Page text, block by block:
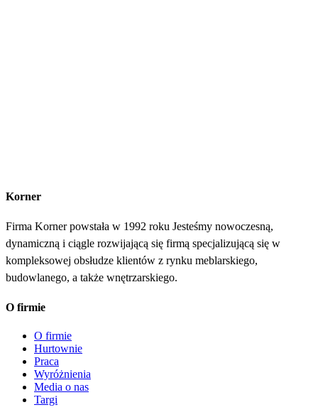
Korner
Firma Korner powstała w 1992 roku Jesteśmy nowoczesną,
dynamiczną i ciągle rozwijającą się firmą specjalizującą się w
kompleksowej obsłudze klientów z rynku meblarskiego,
budowlanego, a także wnętrzarskiego.
O firmie
O firmie
Hurtownie
Praca
Wyróżnienia
Media o nas
Targi